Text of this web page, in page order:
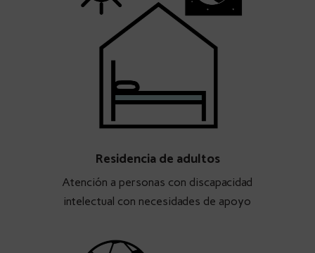
Residencia de adultos
Atención a personas con discapacidad
intelectual con necesidades de apoyo